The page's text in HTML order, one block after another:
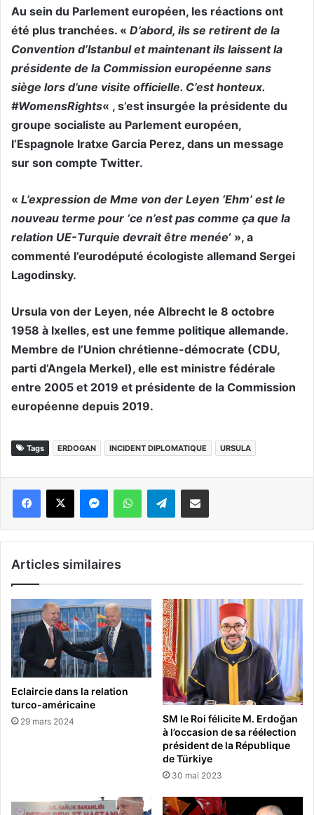
Au sein du Parlement européen, les réactions ont
été plus tranchées. « D’abord, ils se retirent de la
Convention d’Istanbul et maintenant ils laissent la
présidente de la Commission européenne sans
siège lors d’une visite officielle. C’est honteux.
#WomensRights« , s’est insurgée la présidente du
groupe socialiste au Parlement européen,
l’Espagnole Iratxe Garcia Perez, dans un message
sur son compte Twitter.
« L’expression de Mme von der Leyen ‘Ehm’ est le
nouveau terme pour ‘ce n’est pas comme ça que la
relation UE-Turquie devrait être menée‘ », a
commenté l’eurodéputé écologiste allemand Sergei
Lagodinsky.
Ursula von der Leyen, née Albrecht le 8 octobre
1958 à Ixelles, est une femme politique allemande.
Membre de l’Union chrétienne-démocrate (CDU,
parti d’Angela Merkel), elle est ministre fédérale
entre 2005 et 2019 et présidente de la Commission
européenne depuis 2019.
Tags ERDOGAN INCIDENT DIPLOMATIQUE URSULA
WhatsApp Telegram
Articles similaires
Eclaircie dans la relation
turco-américaine
29 mars 2024
SM le Roi félicite M. Erdoğan
à l’occasion de sa réélection
président de la République
de Türkiye
30 mai 2023